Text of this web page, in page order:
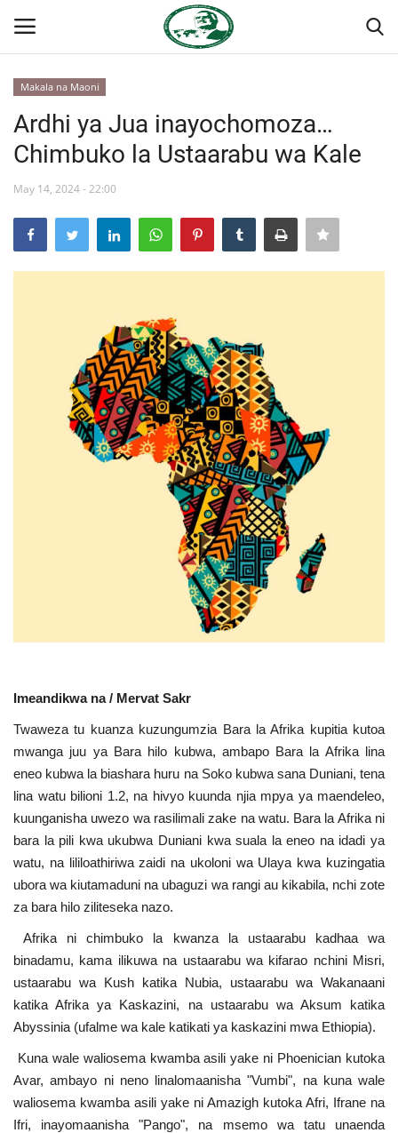
Nyumba
Jukwaa la Nasser la Kimataifa
Timu yetu
Urithi wa Nasser
Harakati ya Nasser kwa Vijana
Kanuni na Masharti ya Udhamini wa
Waanzilishi
Raia wa ulimwengu mzima
Nyaraka
Nafasi
Washiriki
Maonyesho
Wadhamini
Language
English Swahili español
Makala na Maoni
Ardhi ya Jua inayochomoza…
Chimbuko la Ustaarabu wa Kale
May 14, 2024 - 22:00
Imeandikwa na / Mervat Sakr
Twaweza tu kuanza kuzungumzia Bara la Afrika kupitia kutoa
mwanga juu ya Bara hilo kubwa, ambapo Bara la Afrika lina
eneo kubwa la biashara huru na Soko kubwa sana Duniani, tena
lina watu bilioni 1.2, na hivyo kuunda njia mpya ya maendeleo,
kuunganisha uwezo wa rasilimali zake na watu. Bara la Afrika ni
bara la pili kwa ukubwa Duniani kwa suala la eneo na idadi ya
watu, na lililoathiriwa zaidi na ukoloni wa Ulaya kwa kuzingatia
ubora wa kiutamaduni na ubaguzi wa rangi au kikabila, nchi zote
za bara hilo ziliteseka nazo.
Afrika ni chimbuko la kwanza la ustaarabu kadhaa wa
binadamu, kama ilikuwa na ustaarabu wa kifarao nchini Misri,
ustaarabu wa Kush katika Nubia, ustaarabu wa Wakanaani
katika Afrika ya Kaskazini, na ustaarabu wa Aksum katika
Abyssinia (ufalme wa kale katikati ya kaskazini mwa Ethiopia).
Kuna wale waliosema kwamba asili yake ni Phoenician kutoka
Avar, ambayo ni neno linalomaanisha "Vumbi", na kuna wale
waliosema kwamba asili yake ni Amazigh kutoka Afri, Ifrane na
Ifri, inayomaanisha "Pango", na msemo wa tatu unaenda